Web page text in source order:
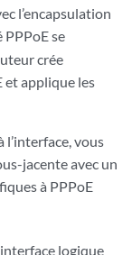
l’encapsulation
PPPoE se
crée
et applique les
vous
jacente avec un
à PPPoE
logique